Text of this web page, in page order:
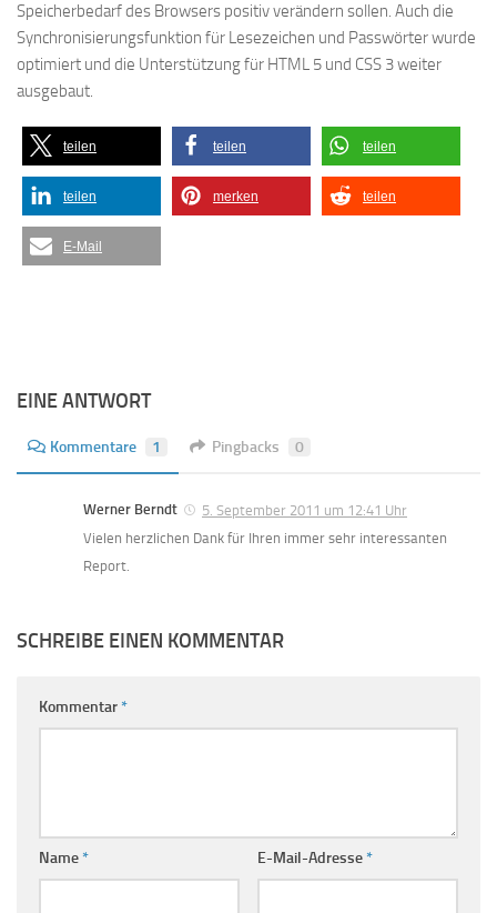
Speicherbedarf des Browsers positiv verändern sollen. Auch die
Synchronisierungsfunktion für Lesezeichen und Passwörter wurde
optimiert und die Unterstützung für HTML 5 und CSS 3 weiter
ausgebaut.
teilen teilen teilen
teilen merken teilen
E-Mail
EINE ANTWORT
Kommentare 1 Pingbacks 0
Werner Berndt
5. September 2011 um 12:41 Uhr
Vielen herzlichen Dank für Ihren immer sehr interessanten
Report.
SCHREIBE EINEN KOMMENTAR
Kommentar*
Name* E-Mail-Adresse*